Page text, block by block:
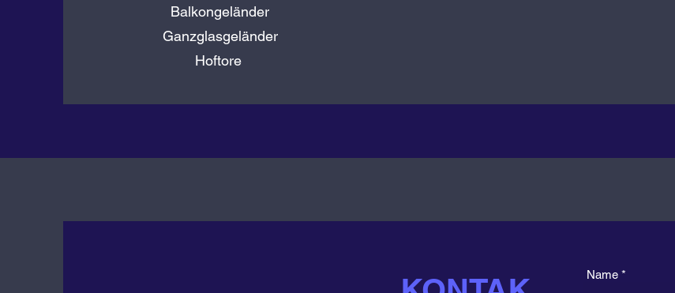
Balkongeländer
Ganzglasgeländer
Hoftore
Name